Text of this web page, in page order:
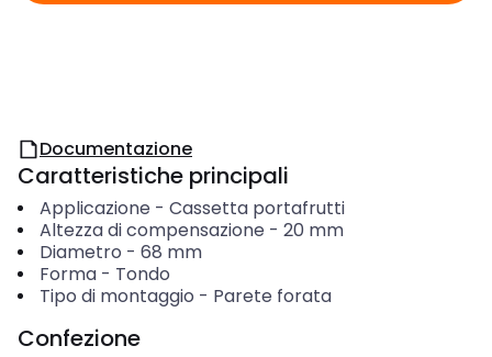
Documentazione
Caratteristiche principali
Applicazione - Cassetta portafrutti
Altezza di compensazione - 20 mm
Diametro - 68 mm
Forma- Tondo
Tipo di montaggio - Parete forata
Confezione